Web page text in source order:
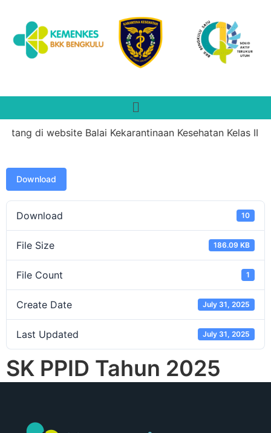
di website Balai Kekarantinaan Kesehatan Kelas II
Download
Download 10
File Size 186.09 KB
File Count 1
Create Date July 31, 2025
Last Updated July 31, 2025
SK PPID Tahun 2025